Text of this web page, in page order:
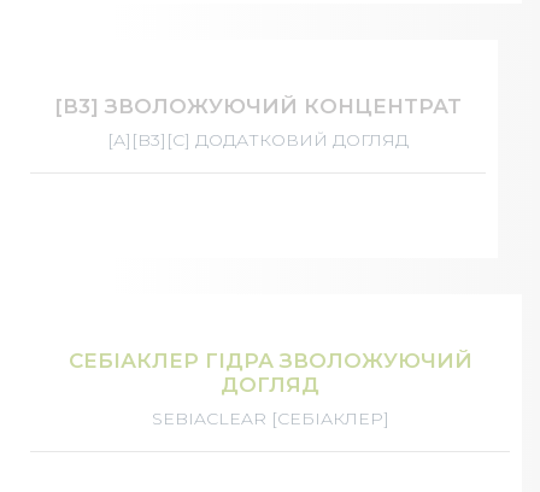
[В3] ЗВОЛОЖУЮЧИЙ КОНЦЕНТРАТ
[А][B3][С] ДОДАТКОВИЙ ДОГЛЯД
СЕБІАКЛЕР ГІДРА ЗВОЛОЖУЮЧИЙ
ДОГЛЯД
SEBIACLEAR [СЕБІАКЛЕР]